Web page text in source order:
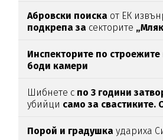
Абровски поиска от ЕК
подкрепа за секторите
Инспекторите по строежите
боди камери
Шибнете с по 3 години
убийци само за свастиките.
Порой и градушка удариха